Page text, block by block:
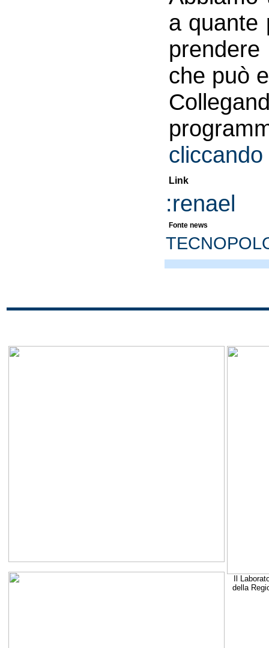
a quante
che può
Link
:renael
Fonte news
Il
della